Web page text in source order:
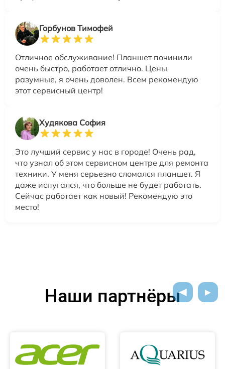
Горбунов Тимофей
Отличное обслуживание! Планшет починили
очень быстро, работает отлично. Цены
разумные, я очень доволен. Всем рекомендую
этот сервисный центр!
Худякова София
Это лучший сервис у нас в городе! Очень рад,
что узнал об этом сервисном центре для ремонта
техники. У меня серьезно сломался планшет. Я
даже испугался, что больше не будет работать.
Сейчас работает как новый! Рекомендую это
место!
Наши партнёры